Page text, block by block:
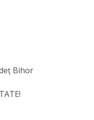
Bihor